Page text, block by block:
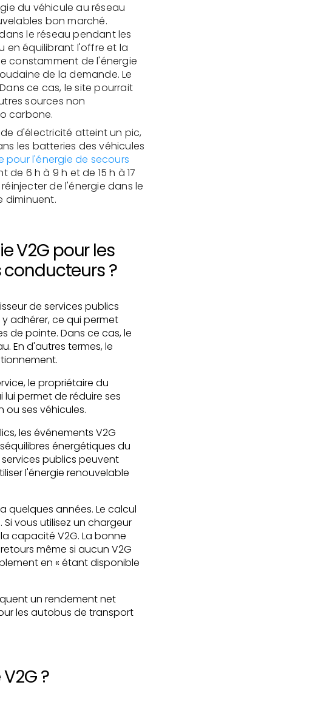
du véhicule au réseau
bon marché.
le réseau pendant les
en équilibrant l'offre et la
constamment de l'énergie
de la demande. Le
ce cas, le site pourrait
sources non
carbone.
d'électricité atteint un pic,
les batteries des véhicules
l'énergie de secours
6 h à 9 h et de 15 h à 17
de l'énergie dans le
diminuent.
V2G pour les
?
de services publics
adhérer, ce qui permet
de pointe. Dans ce cas, le
En d'autres termes, le
le propriétaire du
lui permet de réduire ses
ses véhicules.
les événements V2G
énergétiques du
publics peuvent
l'énergie renouvelable
quelques années. Le calcul
vous utilisez un chargeur
capacité V2G. La bonne
même si aucun V2G
en « étant disponible
un rendement net
les autobus de transport
?